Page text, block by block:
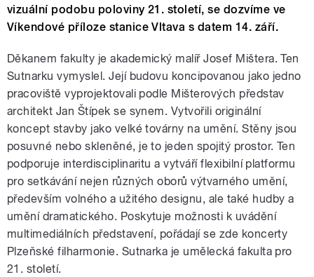
vizuální podobu poloviny 21. století, se dozvíme ve
Víkendové příloze stanice Vltava s datem 14. září.
Děkanem fakulty je akademický malíř Josef Mištera. Ten
Sutnarku vymyslel. Její budovu koncipovanou jako jedno
pracoviště vyprojektovali podle Mišterových představ
architekt Jan Štípek se synem. Vytvořili originální
koncept stavby jako velké továrny na umění. Stěny jsou
posuvné nebo skleněné, je to jeden spojitý prostor. Ten
podporuje interdisciplinaritu a vytváří flexibilní platformu
pro setkávání nejen různých oborů výtvarného umění,
především volného a užitého designu, ale také hudby a
umění dramatického. Poskytuje možnosti k uvádění
multimediálních představení, pořádají se zde koncerty
Plzeňské filharmonie. Sutnarka je umělecká fakulta pro
21. století.